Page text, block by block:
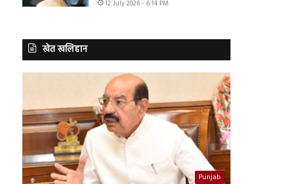
12 July 2026 - 6:14 PM
खेत खलिहान
Punjab